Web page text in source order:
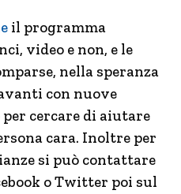
il programma
video e non, e le
nella speranza
con nuove
cercare di aiutare
cara. Inoltre per
si può contattare
o Twitter poi sul